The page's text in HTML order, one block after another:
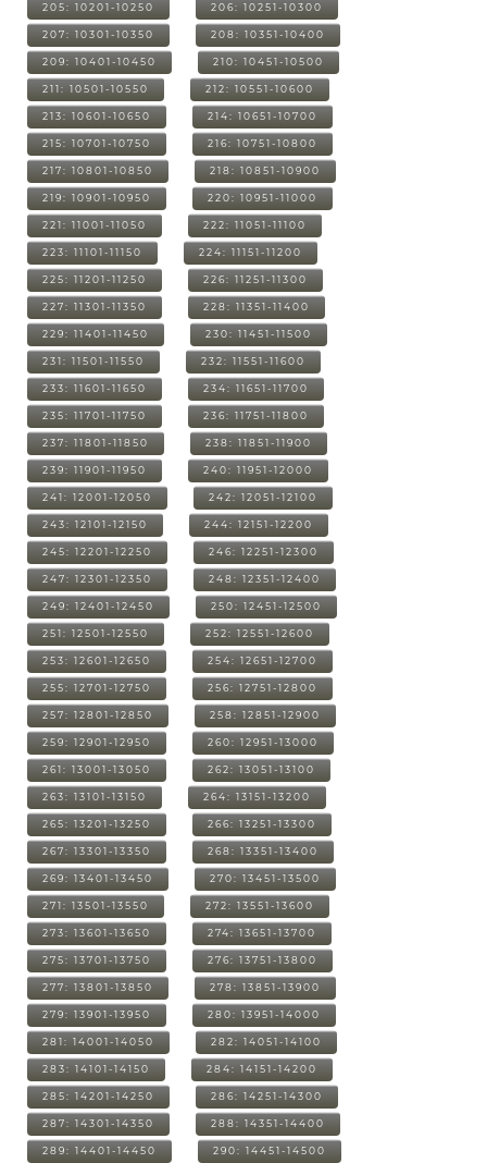
205: 10201-10250 206: 10251-10300
207: 10301-10350 208: 10351-10400
209: 10401-10450 210: 10451-10500
211: 10501-10550 212: 10551-10600
213: 10601-10650 214: 10651-10700
215: 10701-10750 216: 10751-10800
217: 10801-10850 218: 10851-10900
219: 10901-10950 220: 10951-11000
221: 11001-11050 222: 11051-11100
223: 11101-11150 224: 11151-11200
225: 11201-11250 226: 11251-11300
227: 11301-11350 228: 11351-11400
229: 11401-11450 230: 11451-11500
231: 11501-11550 232: 11551-11600
233: 11601-11650 234: 11651-11700
235: 11701-11750 236: 11751-11800
237: 11801-11850 238: 11851-11900
239: 11901-11950 240: 11951-12000
241: 12001-12050 242: 12051-12100
243: 12101-12150 244: 12151-12200
245: 12201-12250 246: 12251-12300
247: 12301-12350 248: 12351-12400
249: 12401-12450 250: 12451-12500
251: 12501-12550 252: 12551-12600
253: 12601-12650 254: 12651-12700
255: 12701-12750 256: 12751-12800
257: 12801-12850 258: 12851-12900
259: 12901-12950 260: 12951-13000
261: 13001-13050 262: 13051-13100
263: 13101-13150 264: 13151-13200
265: 13201-13250 266: 13251-13300
267: 13301-13350 268: 13351-13400
269: 13401-13450 270: 13451-13500
271: 13501-13550 272: 13551-13600
273: 13601-13650 274: 13651-13700
275: 13701-13750 276: 13751-13800
277: 13801-13850 278: 13851-13900
279: 13901-13950 280: 13951-14000
281: 14001-14050 282: 14051-14100
283: 14101-14150 284: 14151-14200
285: 14201-14250 286: 14251-14300
287: 14301-14350 288: 14351-14400
289: 14401-14450 290: 14451-14500